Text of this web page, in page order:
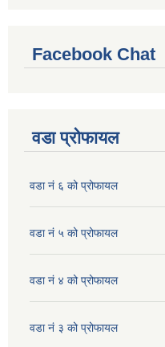
Facebook Chat
वडा प्रोफायल
वडा नं ६ को प्रोफायल
वडा नं ५ को प्रोफायल
वडा नं ४ को प्रोफायल
वडा नं ३ को प्रोफायल